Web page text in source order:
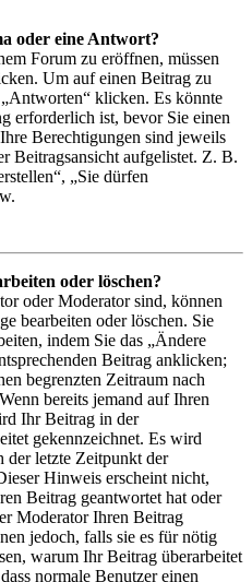
oder eine Antwort?
Forum zu eröffnen, müssen
Um auf einen Beitrag zu
klicken. Es könnte
erforderlich ist, bevor Sie einen
Berechtigungen sind jeweils
Beitragsansicht aufgelistet. Z. B.
„Sie dürfen
oder löschen?
oder Moderator sind, können
bearbeiten oder löschen. Sie
indem Sie das „Ändere
Beitrag anklicken;
begrenzten Zeitraum nach
bereits jemand auf Ihren
Ihr Beitrag in der
gekennzeichnet. Es wird
der letzte Zeitpunkt der
Hinweis erscheint nicht,
Beitrag geantwortet hat oder
Moderator Ihren Beitrag
jedoch, falls sie es für nötig
warum Ihr Beitrag überarbeitet
normale Benutzer einen